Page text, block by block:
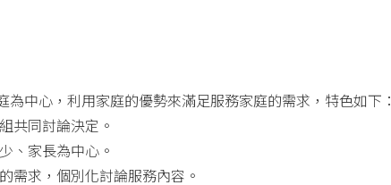
為中心，利用家庭的優勢來滿足服務家庭的需求，特色如下：
共同討論決定。
、家長為中心。
需求，個別化討論服務內容。